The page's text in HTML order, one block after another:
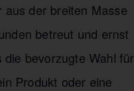
der breiten Masse
betreut und ernst
bevorzugte Wahl für
Produkt oder eine